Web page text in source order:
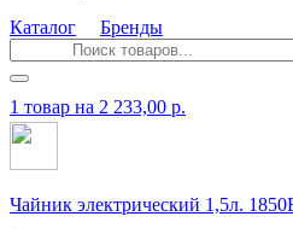
Каталог
Бренды
1 товар на 2 233,00 р.
Чайник электрический 1,5л.